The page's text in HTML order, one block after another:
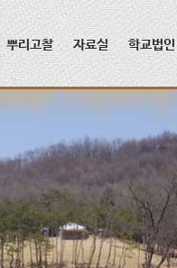
뿌리고찰 자료실 학교법인